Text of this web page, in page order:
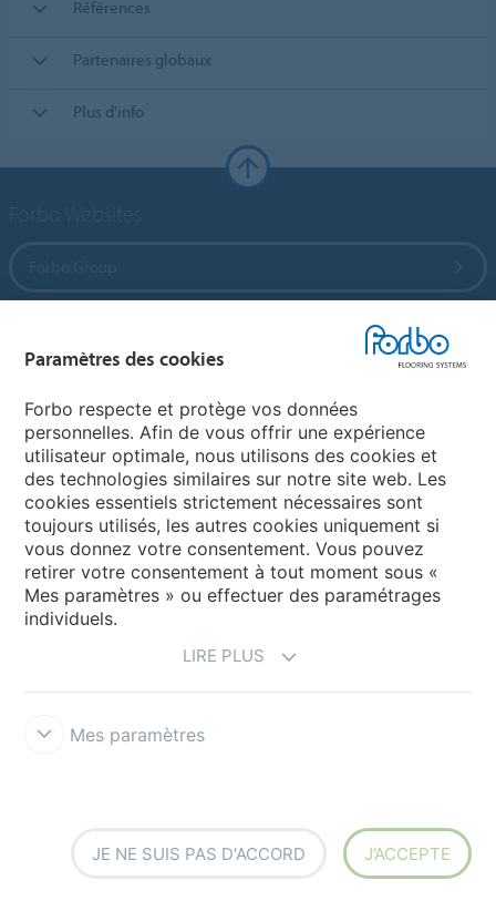
Références
Partenaires globaux
Plus d'info
Sélectionnez un pays
Sélectionnez votre pays
Paramètres des cookies
Forbo respecte et protège vos données
personnelles. Afin de vous offrir une expérience
utilisateur optimale, nous utilisons des cookies et
des technologies similaires sur notre site web. Les
cookies essentiels strictement nécessaires sont
toujours utilisés, les autres cookies uniquement si
vous donnez votre consentement. Vous pouvez
retirer votre consentement à tout moment sous «
Mes paramètres » ou effectuer des paramétrages
individuels.
LIRE PLUS
Mes paramètres
JE NE SUIS PAS D'ACCORD J’ACCEPTE